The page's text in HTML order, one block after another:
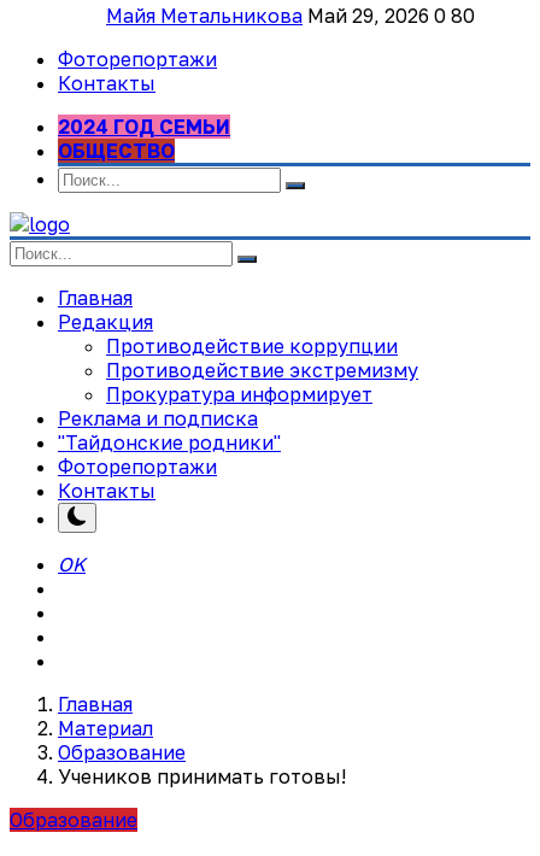
Майя Метальникова Май 29, 2026 0 80
Фоторепортажи
Контакты
2024 ГОД СЕМЬИ
ОБЩЕСТВО
Главная
Редакция
Противодействие коррупции
Противодействие экстремизму
Прокуратура информирует
Реклама и подписка
"Тайдонские родники"
Фоторепортажи
Контакты
OK
Главная
Материал
Образование
Учеников принимать готовы!
Образование